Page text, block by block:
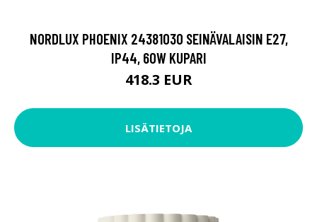
NORDLUX PHOENIX 24381030 SEINÄVALAISIN E27,
IP44, 60W KUPARI
418.3 EUR
LISÄTIETOJA